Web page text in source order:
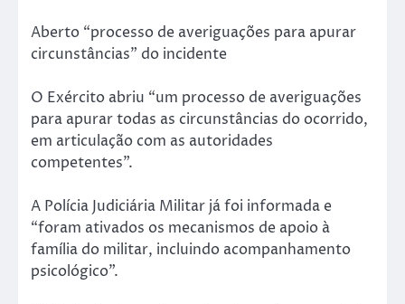
Aberto “processo de averiguações para apurar
circunstâncias” do incidente
O Exército abriu “um processo de averiguações
para apurar todas as circunstâncias do ocorrido,
em articulação com as autoridades
competentes”.
A Polícia Judiciária Militar já foi informada e
“foram ativados os mecanismos de apoio à
família do militar, incluindo acompanhamento
psicológico”.